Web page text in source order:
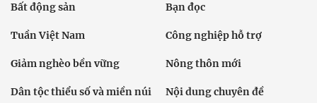
Bất động sản Bạn đọc
Tuần Việt Nam Công nghiệp hỗ trợ
Giảm nghèo bền vững Nông thôn mới
Dân tộc thiểu số và miền núi Nội dung chuyên đề